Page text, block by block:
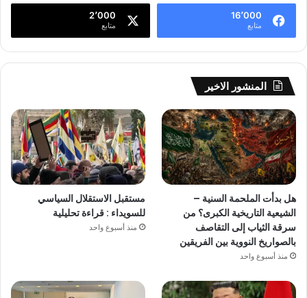
16٬000
متابع
2٬000
متابع
المنشور الاخير
هل بدأت الملحمة السنية –
الشيعية التاريخية الكبرى؟ من
سرقة الثياب إلى التقاصف
بالصواريخ النووية بين الفريقين
منذ أسبوع واحد
مستقبل الاستقلال السياسي
للسويداء : قراءة تحليلية
منذ أسبوع واحد